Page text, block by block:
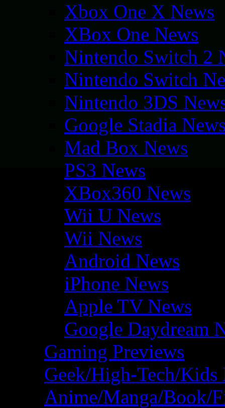
Xbox One X News
XBox One News
Nintendo Switch 2
Nintendo Switch
Nintendo 3DS
Google Stadia
Mad Box News
PS3 News
XBox360 News
Wii U News
Wii News
Android News
iPhone News
Apple TV News
Google Daydream
Gaming Previews
Geek/High-Tech/Kids
Anime/Manga/Book/